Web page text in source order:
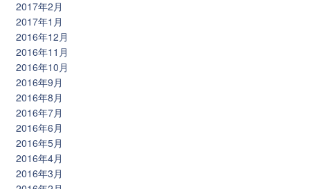
2017年2月
2017年1月
2016年12月
2016年11月
2016年10月
2016年9月
2016年8月
2016年7月
2016年6月
2016年5月
2016年4月
2016年3月